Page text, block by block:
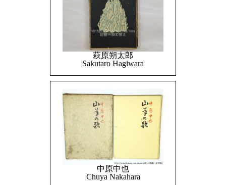
萩原朔太郎
Sakutaro Hagiwara
中原中也
Chuya Nakahara